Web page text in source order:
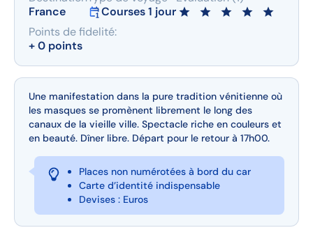
France
Courses 1 jour
Points de fidelité:
+ 0 points
Une manifestation dans la pure tradition vénitienne où
les masques se promènent librement le long des
canaux de la vieille ville. Spectacle riche en couleurs et
en beauté. Dîner libre. Départ pour le retour à 17h00.
Places non numérotées à bord du car
Carte d’identité indispensable
Devises : Euros